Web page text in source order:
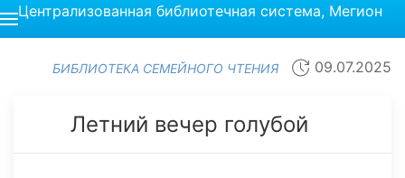
Централизованная библиотечная система, Мегион
БИБЛИОТЕКА СЕМЕЙНОГО ЧТЕНИЯ 09.07.2025
Летний вечер голубой